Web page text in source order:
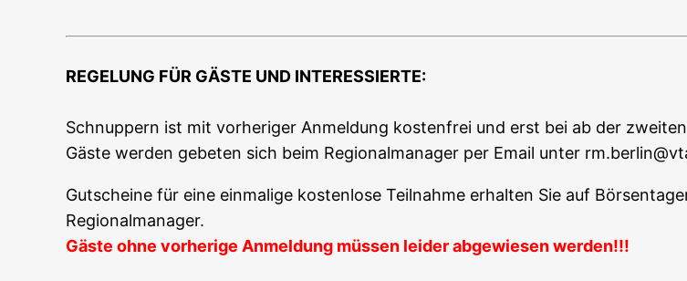
REGELUNG FÜR GÄSTE UND INTERESSIERTE:
Schnup­pern ist mit vor­he­ri­ger Anmel­dung kos­ten­frei und erst bei ab der
Gäs­te wer­den gebe­ten sich beim Regio­nal­ma­na­ger per Email unter
Gut­schei­ne für eine ein­ma­li­ge kos­ten­lo­se Teil­nah­me erhal­ten Sie auf
Regionalmanager.
Gäs­te ohne vor­he­ri­ge Anmel­dung müs­sen lei­der abge­wie­sen werden!!!